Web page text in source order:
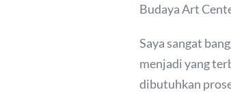
Budaya Art
Saya sangat
menjadi yang
dibutuhkan